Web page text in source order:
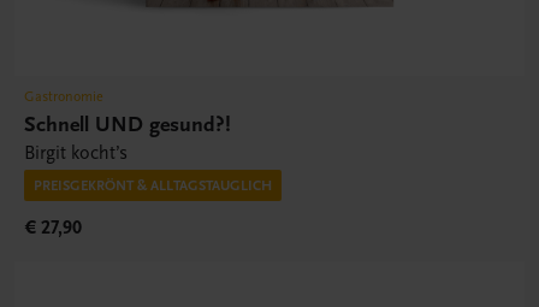
Gastronomie
Schnell UND gesund?!
Birgit kocht’s
PREISGEKRÖNT & ALLTAGSTAUGLICH
€ 27,90